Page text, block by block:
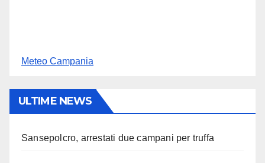
Meteo Campania
ULTIME NEWS
Sansepolcro, arrestati due campani per truffa